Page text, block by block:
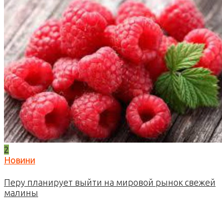
2
Новини
Перу планирует выйти на мировой рынок свежей
малины